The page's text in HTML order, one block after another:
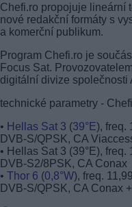
Chefi.ro propojuje lineární
nové redakční formáty s
a komerční publikum.
Program Chefi.ro je
Focus Sat.
digitální divize společnosti
technické parametry -
• Hellas Sat 3 (39°E), freq.
DVB-S/QPSK, CA
• Hellas Sat 3 (39°E),
DVB-S2/8PSK, CA Conax
• Thor 6 (0,8°W), freq.
DVB-S/QPSK, CA Conax